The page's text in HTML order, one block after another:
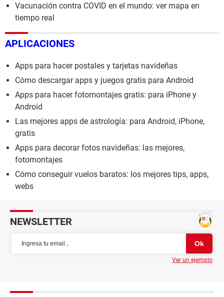
Vacunación contra COVID en el mundo: ver mapa en
tiempo real
APLICACIONES
Apps para hacer postales y tarjetas navideñas
Cómo descargar apps y juegos gratis para Android
Apps para hacer fotomontajes gratis: para iPhone y
Android
Las mejores apps de astrología: para Android, iPhone,
gratis
Apps para decorar fotos navideñas: las mejores,
fotomontajes
Cómo conseguir vuelos baratos: los mejores tips, apps,
webs
NEWSLETTER
Ver un ejemplo